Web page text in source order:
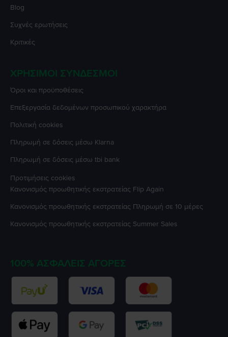
Blog
Συχνές ερωτήσεις
Κριτικές
ΧΡΉΣΙΜΟΙ ΣΎΝΔΕΣΜΟΙ
Όροι και προϋποθέσεις
Επεξεργασία δεδομένων προσωπικού χαρακτήρα
Πολιτική cookies
Πληρωμή σε δόσεις μέσω Klarna
Πληρωμή σε δόσεις μέσω tbi bank
Προτιμήσεις cookies
Κανονισμός προωθητικής εκστρατείας Flip Again
Κανονισμός προωθητικής εκστρατείας Πληρωμή σε 10 μέρες
Κανονισμός προωθητικής εκστρατείας Summer Sales
100% ΑΣΦΑΛΕΊΣ ΑΓΟΡΈΣ